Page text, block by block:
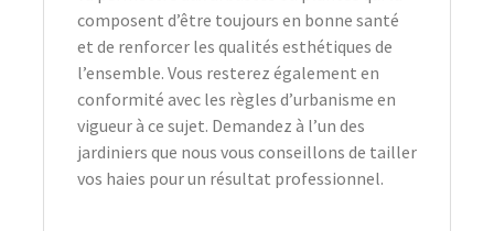
composent d’être toujours en bonne santé
et de renforcer les qualités esthétiques de
l’ensemble. Vous resterez également en
conformité avec les règles d’urbanisme en
vigueur à ce sujet. Demandez à l’un des
jardiniers que nous vous conseillons de tailler
vos haies pour un résultat professionnel.